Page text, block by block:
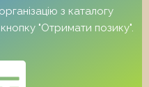
з каталогу
"Отримати позику".